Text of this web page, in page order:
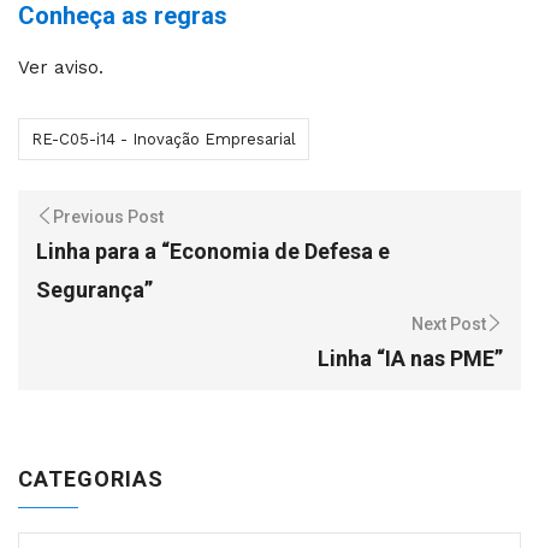
Conheça as regras
Ver aviso.
RE-C05-i14 - Inovação Empresarial
Previous Post
Linha para a “Economia de Defesa e
Segurança”
Next Post
Linha “IA nas PME”
CATEGORIAS